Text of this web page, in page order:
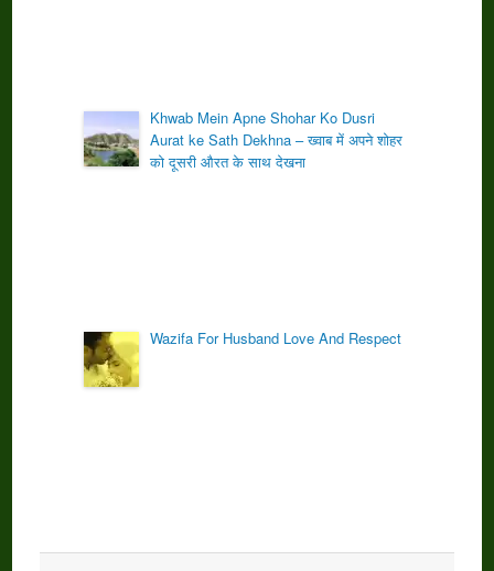
Khwab Mein Apne Shohar Ko Dusri
Aurat ke Sath Dekhna – ख्वाब में अपने शोहर
को दूसरी औरत के साथ देखना
Wazifa For Husband Love And Respect